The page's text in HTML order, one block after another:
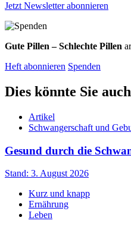
Jetzt Newsletter abonnieren
Gute Pillen – Schlechte Pillen
Heft abonnieren Spenden
Dies könnte Sie
Artikel
Schwangerschaft und
Gesund durch die
Stand: 3. August 2026
Kurz und knapp
Ernährung
Leben